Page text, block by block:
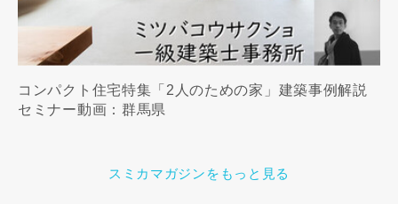
コンパクト住宅特集「2人のための家」建築事例解説
セミナー動画：群馬県
スミカマガジンをもっと見る